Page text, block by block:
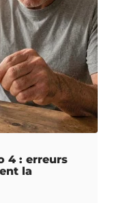
4 : erreurs
la